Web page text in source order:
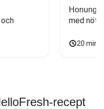
med
20
recept